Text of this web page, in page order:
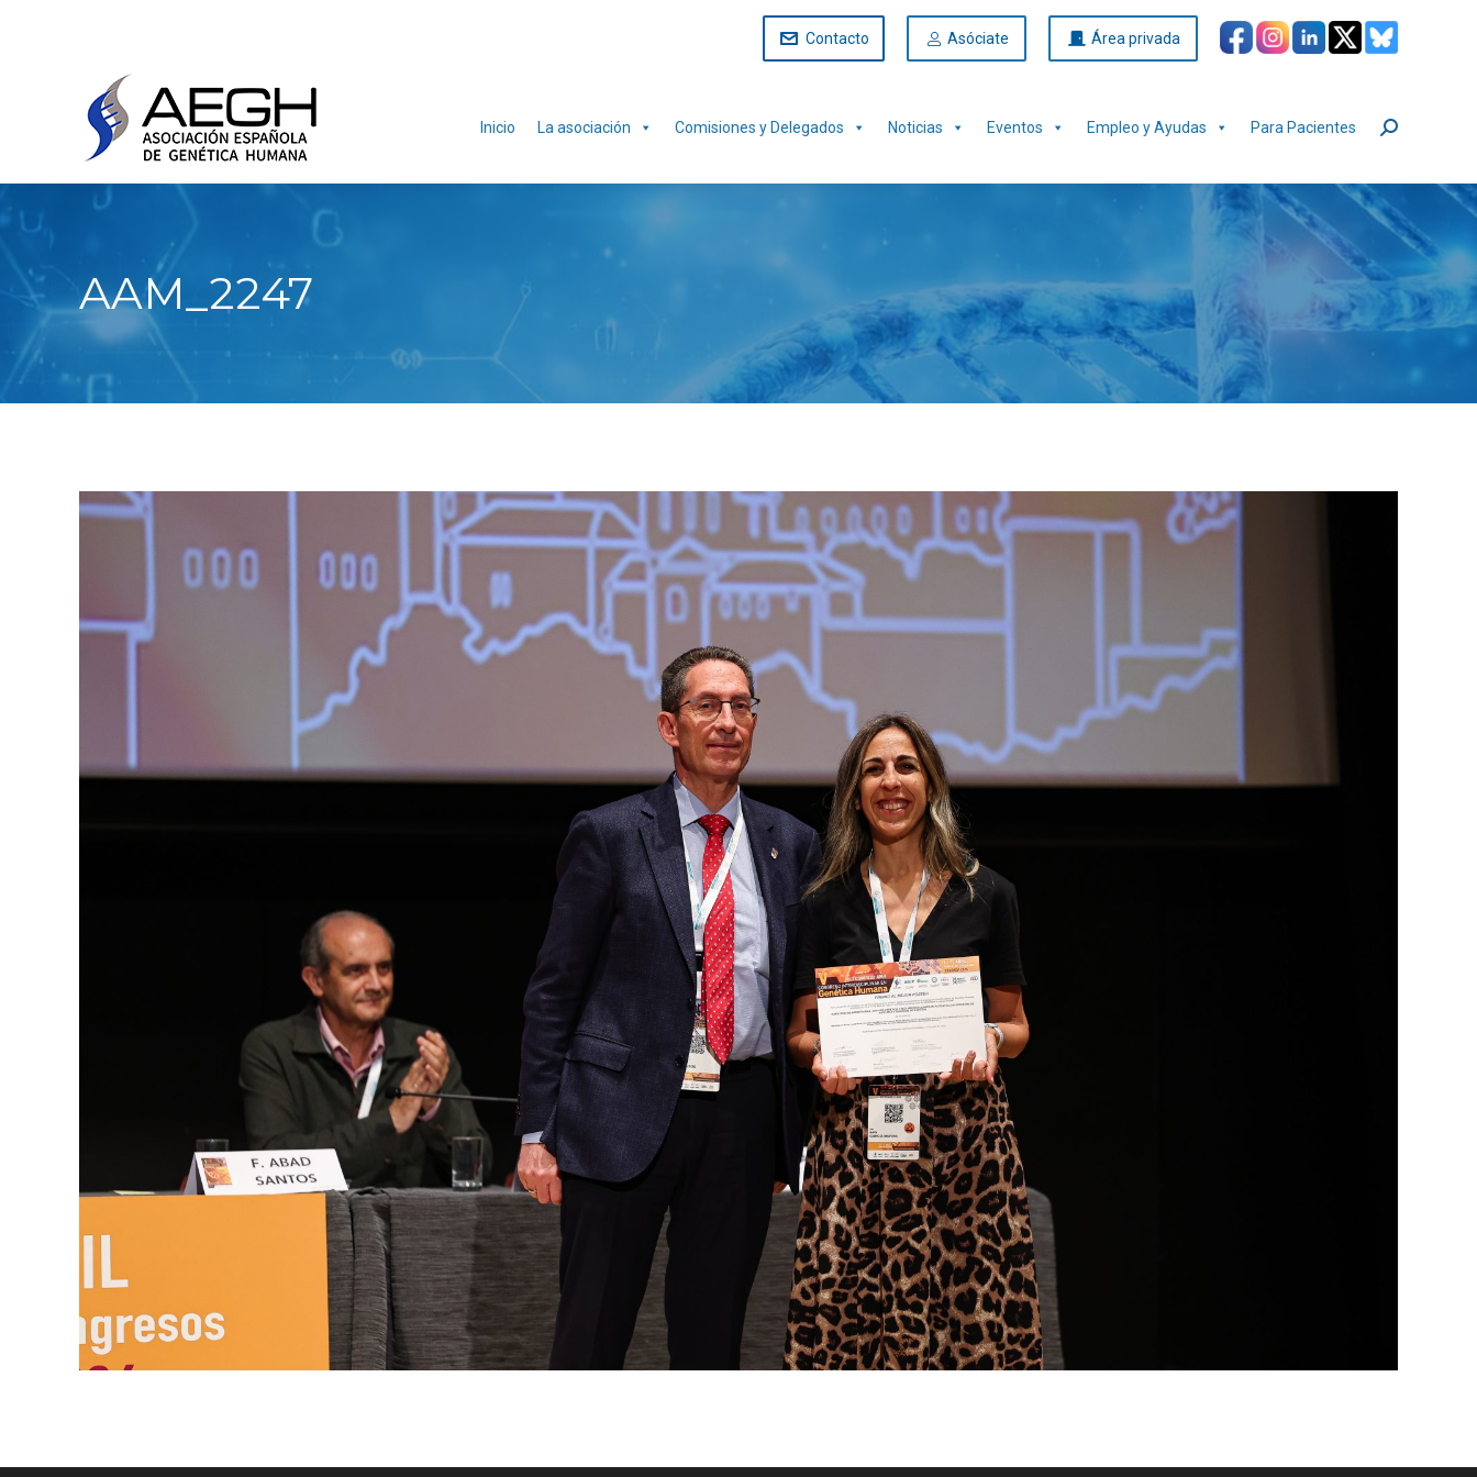
Contacto Asóciate Área privada
Inicio La asociación Comisiones y Delegados Noticias Eventos Empleo y Ayudas Para Pacientes Buscar:
AAM_2247